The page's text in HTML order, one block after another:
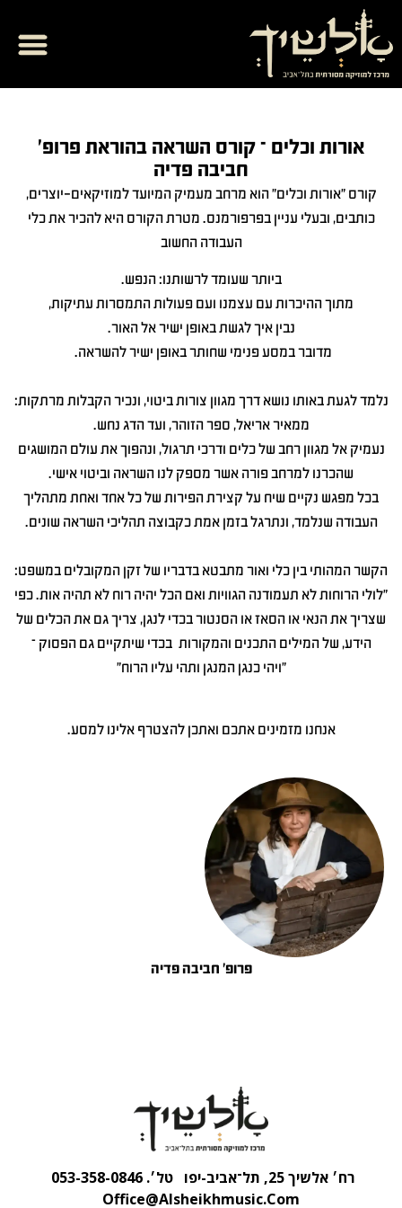
פרופ' חביבה פדיה
אורות וכלים – קורס השראה בהוראת פרופ'
חביבה פדיה
קורס "אורות וכלים" הוא מרחב מעמיק המיועד למוזיקאים-יוצרים,
כותבים, ובעלי עניין בפרפורמנס. מטרת הקורס היא להכיר את כלי
העבודה החשוב
ביותר שעומד לרשותנו: הנפש.
מתוך ההיכרות עם עצמנו ועם פעולות התמסרות עתיקות,
נבין איך לגשת באופן ישיר אל האור.
מדובר במסע פנימי שחותר באופן ישיר להשראה.
נלמד לגעת באותו נושא דרך מגוון צורות ביטוי, ונכיר הקבלות מרתקות:
ממאיר אריאל, ספר הזוהר, ועד הדג נחש.
נעמיק אל מגוון רחב של כלים ודרכי תרגול, ונהפוך את עולם המושגים
שהכרנו למרחב פורה אשר מספק לנו השראה וביטוי אישי.
בכל מפגש נקיים שיח על קצירת הפירות של כל אחד ואחת מתהליך
העבודה שנלמד, ונתרגל בזמן אמת כקבוצה תהליכי השראה שונים.
הקשר המהותי בין כלי ואור מתבטא בדבריו של זקן המקובלים במשפט:
"לולי הרוחות לא תעמודנה הגוויות ואם הכל יהיה רוח לא תהיה אות. כפי
שצריך את הנאי או הסאז או הסנטור בכדי לנגן, צריך גם את הכלים של
הידע, של המילים התכנים והמקורות בכדי שיתקיים גם הפסוק –
"ויהי כנגן המנגן ותהי עליו הרוח"
אנחנו מזמינים אתכם ואתכן להצטרף אלינו למסע.
רח׳ אלשיך 25, תל־אביב-יפו
טל׳. 053-358-0846
Office@alsheikhmusic.com